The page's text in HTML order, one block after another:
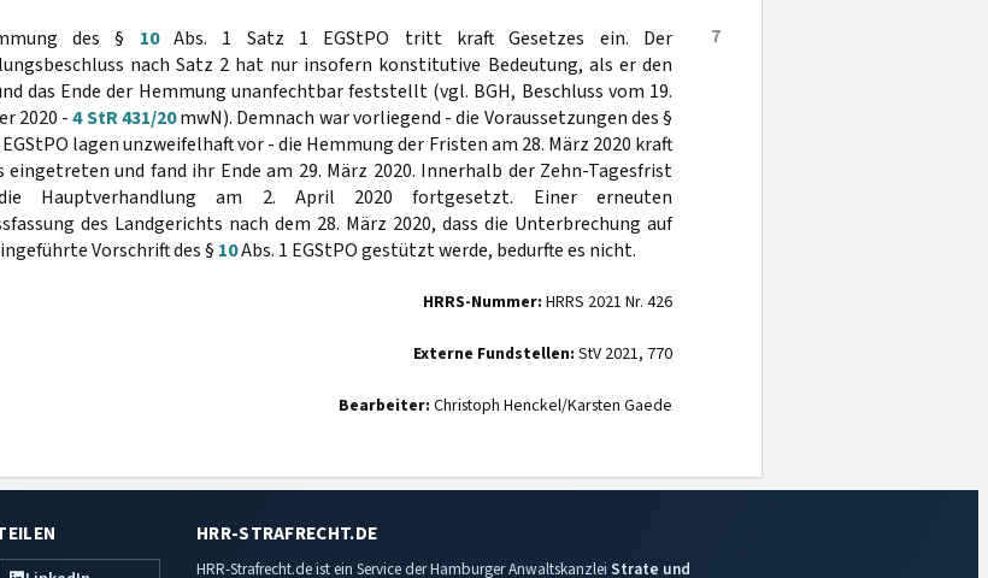
7
des § 10Abs. 1 Satz 1 EGStPO tritt kraft Gesetzes ein. Der
nach Satz 2 hat nur insofern konstitutive Bedeutung, als er den
das Ende der Hemmung unanfechtbar feststellt (vgl. BGH, Beschluss vom 19.
2020 -4 StR 431/20mwN). Demnach war vorliegend - die Voraussetzungen des §
lagen unzweifelhaft vor - die Hemmung der Fristen am 28. März 2020 kraft
eingetreten und fand ihr Ende am 29. März 2020. Innerhalb der Zehn-Tagesfrist
Hauptverhandlung am 2. April 2020 fortgesetzt. Einer erneuten
des Landgerichts nach dem 28. März 2020, dass die Unterbrechung auf
Vorschrift des § 10Abs. 1 EGStPO gestützt werde, bedurfte es nicht.
HRRS-Nummer: HRRS 2021 Nr. 426
Externe Fundstellen: StV 2021, 770
Bearbeiter: Christoph Henckel/Karsten Gaede
HRR-STRAFRECHT.DE
HRR-Strafrecht.de ist ein Service der Hamburger Anwaltskanzlei Strate und